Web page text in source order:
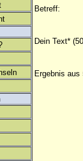
Betreff:
Dein Text*
Ergebnis aus